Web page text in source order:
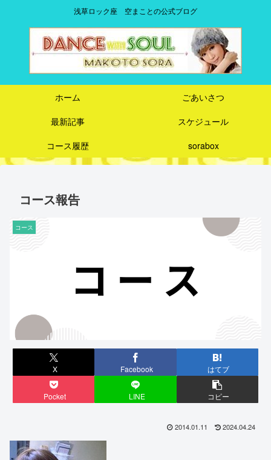
浅草ロック座 空まことの公式ブログ
ホーム
ごあいさつ
最新記事
スケジュール
コース履歴
sorabox
コース報告
コース
X Facebook はてブ
Pocket LINE コピー
2014.01.11 2024.04.24